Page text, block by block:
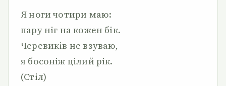
Я ноги чотири маю:
пару ніг на кожен бік.
Черевиків не взуваю,
я босоніж цілий рік.
(Стіл)